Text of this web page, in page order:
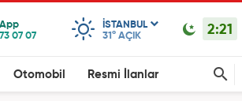
ISTANBUL
31° AÇIK 2:21
Otomobil Resmi İlanlar